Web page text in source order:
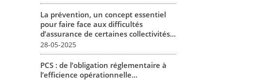
La prévention, un concept essentiel
pour faire face aux difficultés
d’assurance de certaines collectivités...
28-05-2025
PCS : de l’obligation réglementaire à
l’efficience opérationnelle...